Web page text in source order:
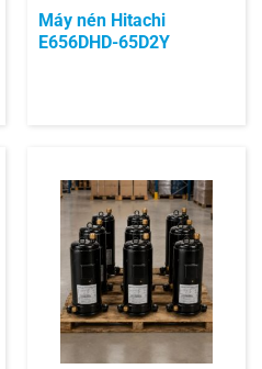
Máy nén Hitachi
E656DHD-65D2Y